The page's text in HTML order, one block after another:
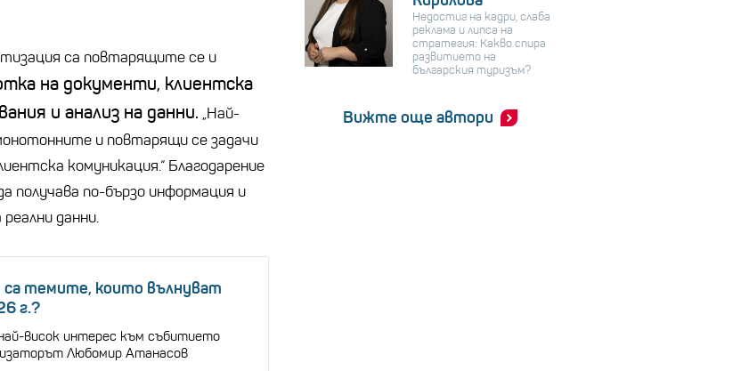
са повтарящите се и
на документи, клиентска
и анализ на данни. „Най-
и повтарящи се задачи
комуникация.“ Благодарение
получава по-бързо информация и
данни.
са темите, които вълнуват
г.?
висок интерес към събитието
Любомир Атанасов
Недостиг на кадри, слаба
реклама и липса на
стратегия: Какво спира
развитието на
българския туризъм?
Вижте още автори